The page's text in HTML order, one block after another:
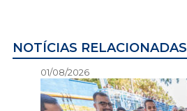
NOTÍCIAS RELACIONADAS
01/08/2026